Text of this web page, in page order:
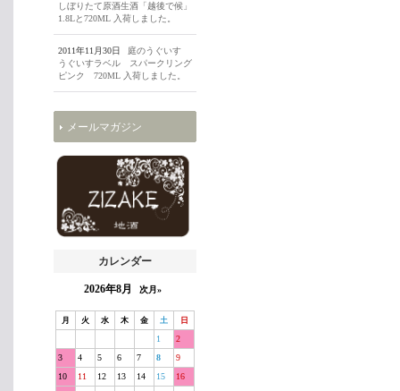
しぼりたて原酒生酒「越後で候」
1.8Lと720ML 入荷しました。
2011年11月30日
庭のうぐいす
うぐいすラベル スパークリング
ピンク 720ML 入荷しました。
メールマガジン
カレンダー
2026年8月 次月»
月 火 水 木 金 土 日
1
2
3
4 5 6 7 8
9
10
11 12 13 14 15
16